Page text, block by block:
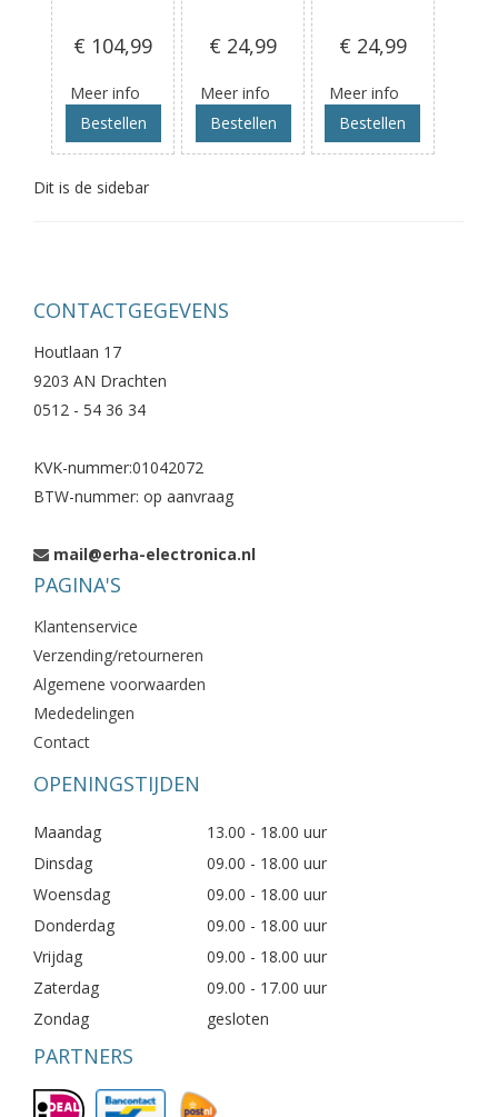
€ 104,99
Meer info
Bestellen
€ 24,99
Meer info
Bestellen
€ 24,99
Meer info
Bestellen
Dit is de sidebar
CONTACTGEGEVENS
Houtlaan 17
9203 AN Drachten
0512 - 54 36 34
KVK-nummer:01042072
BTW-nummer: op aanvraag
mail@erha-electronica.nl
PAGINA'S
Klantenservice
Verzending/retourneren
Algemene voorwaarden
Mededelingen
Contact
OPENINGSTIJDEN
Maandag
13.00 - 18.00 uur
Dinsdag
09.00 - 18.00 uur
Woensdag
09.00 - 18.00 uur
Donderdag
09.00 - 18.00 uur
Vrijdag
09.00 - 18.00 uur
Zaterdag
09.00 - 17.00 uur
Zondag
gesloten
PARTNERS